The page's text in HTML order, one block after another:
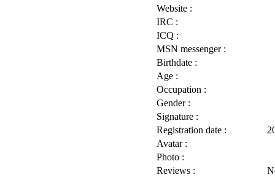
Website :
IRC :
ICQ :
MSN messenger :
Birthdate :
Age :
Occupation :
Gender :
Signature :
Registration date :
Avatar :
Photo :
Reviews :